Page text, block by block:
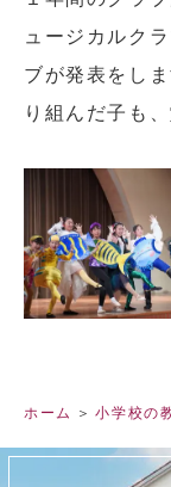
ュージカルク
ブが発表をし
り組んだ子も
ホーム 小学校の